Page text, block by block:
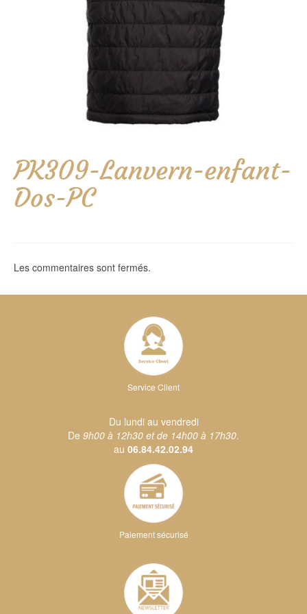
PK309-Lanvern-enfant-
Dos-PC
Les commentaires sont fermés.
Service Client
Du lundi au vendredi
De 9h00 à 12h30 et de 14h00 à 17h30.
au 06.84.42.02.94
Paiement sécurisé